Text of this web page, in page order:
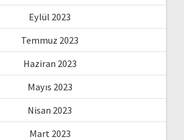
Eylül 2023
Temmuz 2023
Haziran 2023
Mayıs 2023
Nisan 2023
Mart 2023